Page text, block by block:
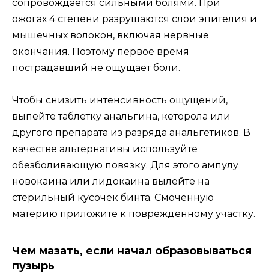
сопровождается сильными болями. При
ожогах 4 степени разрушаются слои эпителия и
мышечных волокон, включая нервные
окончания. Поэтому первое время
пострадавший не ощущает боли.
Чтобы снизить интенсивность ощущений,
выпейте таблетку анальгина, кеторола или
другого препарата из разряда анальгетиков. В
качестве альтернативы используйте
обезболивающую повязку. Для этого ампулу
новокаина или лидокаина вылейте на
стерильный кусочек бинта. Смоченную
материю приложите к поврежденному участку.
Чем мазать, если начал образовываться
пузырь